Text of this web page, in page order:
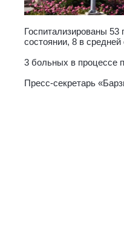
Госпитализированы 53
состоянии, 8 в
3 больных в процессе
Пресс-секретарь